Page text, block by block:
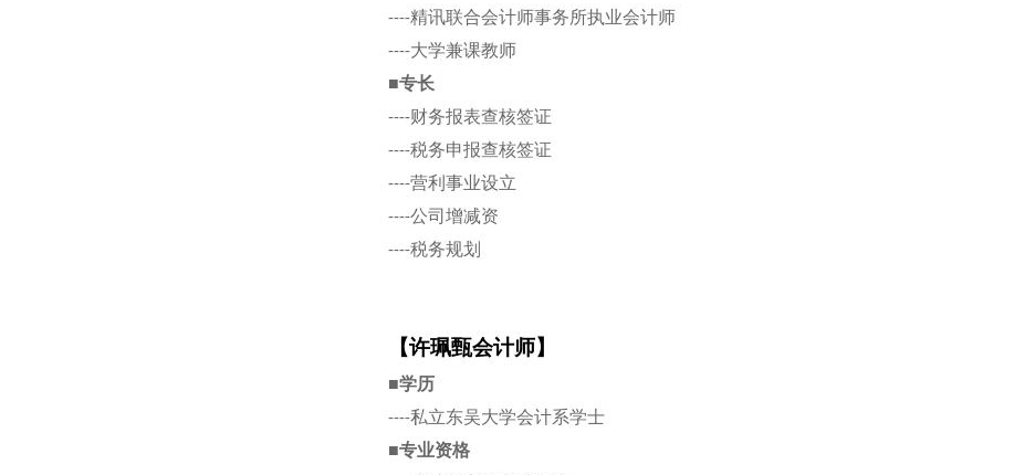
----精讯联合会计师事务所执业会计师
----大学兼课教师
■专长
----财务报表查核签证
----税务申报查核签证
----营利事业设立
----公司增减资
----税务规划
【许珮甄会计师】
■学历
----私立东吴大学会计系学士
■专业资格